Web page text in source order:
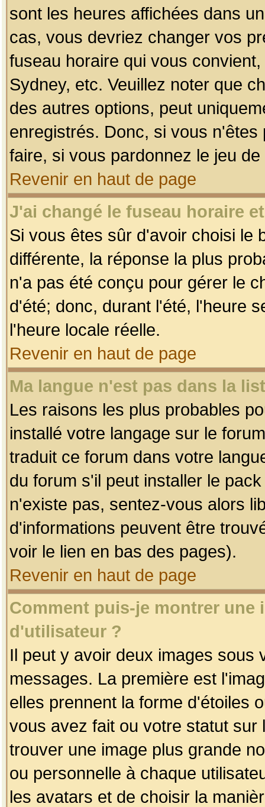
sont les heures affichées dans
cas, vous devriez changer vos
fuseau horaire qui vous
Sydney, etc. Veuillez noter que
des autres options, peut
enregistrés. Donc, si vous
faire, si vous pardonnez le jeu
Revenir en haut de page
J'ai changé le fuseau horaire
Si vous êtes sûr d'avoir choisi le
différente, la réponse la plus
n'a pas été conçu pour gérer le
d'été; donc, durant l'été, l'heure
l'heure locale réelle.
Revenir en haut de page
Ma langue n'est pas dans la
Les raisons les plus probables
installé votre langage sur le
traduit ce forum dans votre
du forum s'il peut installer le
n'existe pas, sentez-vous alors
d'informations peuvent être
voir le lien en bas des pages).
Revenir en haut de page
Comment puis-je montrer une
d'utilisateur ?
Il peut y avoir deux images sous
messages. La première est
elles prennent la forme d'étoiles
vous avez fait ou votre statut
trouver une image plus grande
ou personnelle à chaque
les avatars et de choisir la